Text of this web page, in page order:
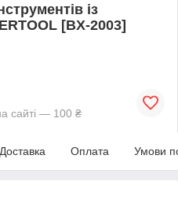
із
[BX-2003]
сайті — 100 ₴
Доставка Оплата Умови